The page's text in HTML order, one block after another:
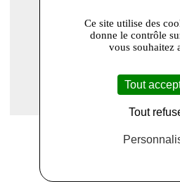
© Openstreetmap
Ce site utilise des
donne le contrôle
vous souhaitez
Tout
Tout